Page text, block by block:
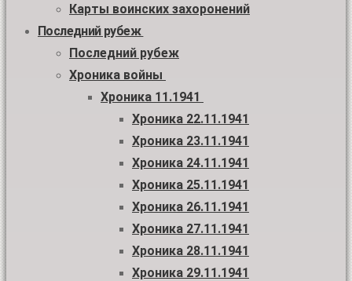
Карты воинских захоронений
Последний рубеж
Последний рубеж
Хроника войны
Хроника 11.1941
Хроника 22.11.1941
Хроника 23.11.1941
Хроника 24.11.1941
Хроника 25.11.1941
Хроника 26.11.1941
Хроника 27.11.1941
Хроника 28.11.1941
Хроника 29.11.1941